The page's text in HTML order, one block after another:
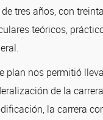
tres años, con
teóricos,
plan nos permitió
de la
la carrera